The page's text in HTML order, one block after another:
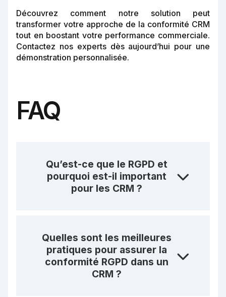
Découvrez comment notre solution peut
transformer votre approche de la conformité CRM
tout en boostant votre performance commerciale.
Contactez nos experts dès aujourd’hui pour une
démonstration personnalisée.
FAQ
Qu’est-ce que le RGPD et
pourquoi est-il important
pour les CRM ?
Quelles sont les meilleures
pratiques pour assurer la
conformité RGPD dans un
CRM ?